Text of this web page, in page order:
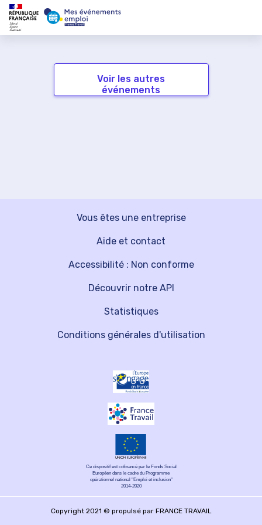
Voir les autres
événements
Vous êtes une entreprise
Découvrir notre API
Aide et contact
Statistiques
Accessibilité : Non conforme
Conditions générales d'utilisation
Ce dispositif est cofinancé par le Fonds Social
Européen dans le cadre du Programme
opérationnel national "Emploi et inclusion"
2014-2020
Copyright 2021 © propulsé par FRANCE TRAVAIL